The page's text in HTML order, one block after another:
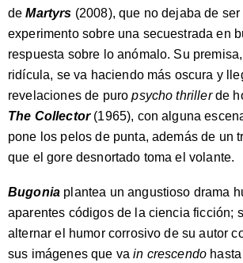
deMartyrs (2008), que no dejaba de
experimento sobre una secuestrada en
respuesta sobre lo anómalo. Su
ridícula, se va haciendo más oscura y
revelaciones de puropsycho thrillerde
The Collector(1965), con alguna
pone los pelos de punta, además de un
que el gore desnortado toma el volante.
Bugonia plantea un angustioso drama
aparentes códigos de la ciencia ficción;
alternar el humor corrosivo de su autor
sus imágenes que vain crescendo